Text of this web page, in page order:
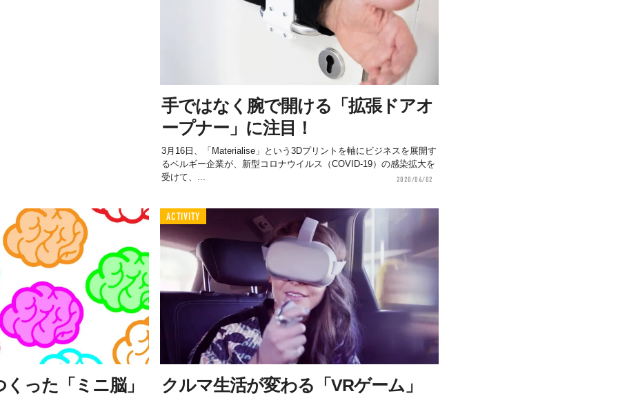
手ではなく腕で開ける「拡張ドアオ
ープナー」に注目！
3月16日、「Materialise」という3Dプリントを軸にビジネスを展開す
るベルギー企業が、新型コロナウイルス（COVID-19）の感染拡大を
受けて、...
2020/04/02
った「ミニ脳」
ACTIVITY
クルマ生活が変わる「VRゲーム」